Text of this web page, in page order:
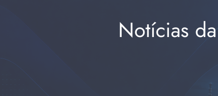
Notícias